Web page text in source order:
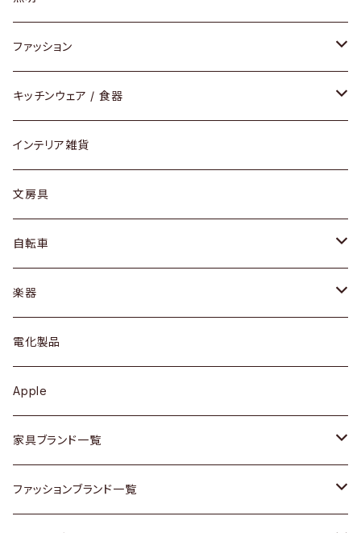
チェア / スツール
ダイニングセット / ダイニングテーブル
ローテーブル / サイドテーブル
デスク / コンソール
ドレッサー
シェルフ
キュリオケース / 飾り棚
カップボード / 食器棚
チェスト
その他家具
ペンダントライト
テーブルランプ / デスクスタンド
フロアライト
ファッション
アクセサリー
リング
ピアス / イヤリング
財布
バッグ
アウター
トップス
ワンピース
ボトムス
靴
スカーフ
キッチンウェア / 食器
グラス / タンブラー
カップ / マグ
プレート / ボウル
カトラリー
ケトル / ティーポット
鍋 / フライパン
Vintage / ヴィンテージ
銀製品
インテリア雑貨
文房具
自転車
dahon
楽器
ギター
ベース
その他楽器
電化製品
Apple
家具ブランド一覧
ACME Furniture / アクメ ファニチャー
ファッションブランド一覧